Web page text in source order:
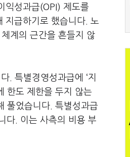
익성과급(OPI) 제도를
지급하기로 했습니다 노
계의 근간을 흔들지 않
특별경영성과급에 ‘지
한도 제한을 두지 않는
풀었습니다 특별성과급
다
이는 사측의 비용 부